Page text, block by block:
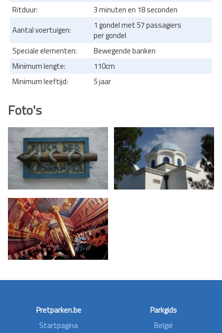
Ritduur:
3 minuten en 18 seconden
Aantal voertuigen:
1 gondel met 57 passagiers
per gondel
Speciale elementen:
Bewegende banken
Minimum lengte:
110cm
Minimum leeftijd:
5 jaar
Foto's
Pretparken.be
Startpagina
Parkgids
België